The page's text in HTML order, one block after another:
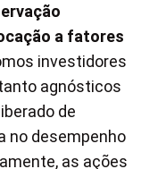
a fatores
investidores
agnósticos
de
no desempenho
as ações